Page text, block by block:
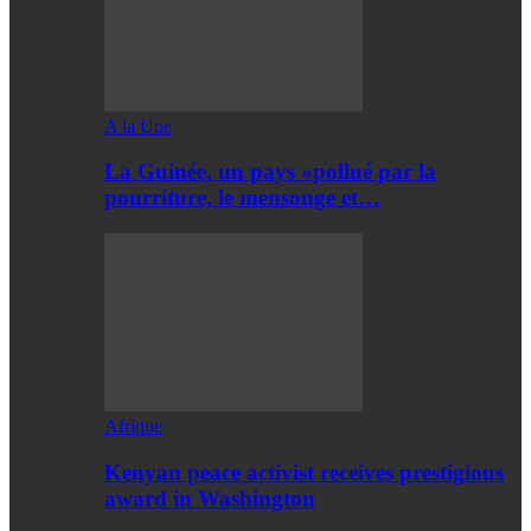
A la Une
La Guinée, un pays «pollué par la
pourriture, le mensonge et…
Afrique
Kenyan peace activist receives prestigious
award in Washington